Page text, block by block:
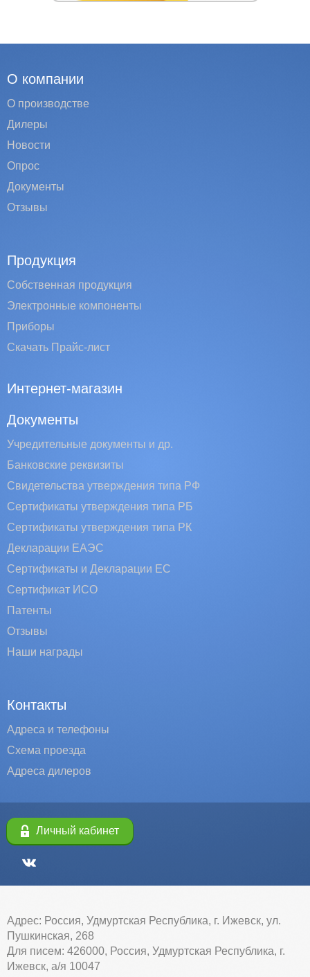
О компании
О производстве
Дилеры
Новости
Опрос
Документы
Отзывы
Продукция
Собственная продукция
Электронные компоненты
Приборы
Скачать Прайс-лист
Интернет-магазин
Документы
Учредительные документы и др.
Банковские реквизиты
Свидетельства утверждения типа РФ
Сертификаты утверждения типа РБ
Сертификаты утверждения типа РК
Декларации ЕАЭС
Сертификаты и Декларации EC
Сертификат ИСО
Патенты
Отзывы
Наши награды
Контакты
Адреса и телефоны
Схема проезда
Адреса дилеров
Личный кабинет
Адрес: Россия, Удмуртская Республика, г. Ижевск, ул.
Пушкинская, 268
Для писем: 426000, Россия, Удмуртская Республика, г.
Ижевск, а/я 10047